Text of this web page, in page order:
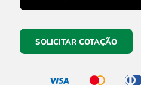
SOLICITAR COTAÇÃO